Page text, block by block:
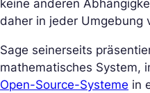
keine anderen
daher in jeder Umgebung
Sage seinerseits
mathematisches System,
Open-Source-Systeme in